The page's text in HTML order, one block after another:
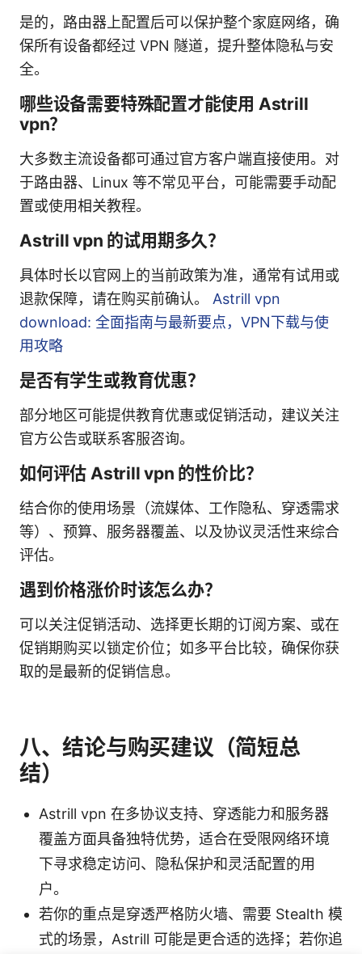
是的，路由器上配置后可以保护整个家庭网络，确
保所有设备都经过 VPN 隧道，提升整体隐私与安
全。
哪些设备需要特殊配置才能使用 Astrill
vpn？
大多数主流设备都可通过官方客户端直接使用。对
于路由器、Linux 等不常见平台，可能需要手动配
置或使用相关教程。
Astrill vpn 的试用期多久？
具体时长以官网上的当前政策为准，通常有试用或
退款保障，请在购买前确认。 Astrill vpn
download: 全面指南与最新要点，VPN下载与使
用攻略
是否有学生或教育优惠？
部分地区可能提供教育优惠或促销活动，建议关注
官方公告或联系客服咨询。
如何评估 Astrill vpn 的性价比？
结合你的使用场景（流媒体、工作隐私、穿透需求
等）、预算、服务器覆盖、以及协议灵活性来综合
评估。
遇到价格涨价时该怎么办？
可以关注促销活动、选择更长期的订阅方案、或在
促销期购买以锁定价位；如多平台比较，确保你获
取的是最新的促销信息。
八、结论与购买建议（简短总
结）
Astrill vpn 在多协议支持、穿透能力和服务器
覆盖方面具备独特优势，适合在受限网络环境
下寻求稳定访问、隐私保护和灵活配置的用
户。
若你的重点是穿透严格防火墙、需要 Stealth 模
式的场景，Astrill 可能是更合适的选择；若你追